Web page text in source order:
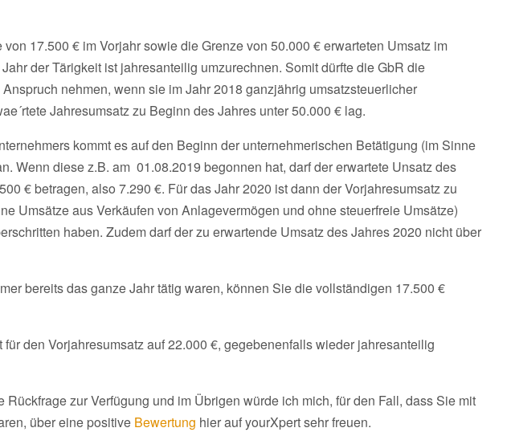
17.500 € im Vorjahr sowie die Grenze von 50.000 € erwarteten Umsatz im
der Tärigkeit ist jahresanteilig umzurechnen. Somit dürfte die GbR die
nehmen, wenn sie im Jahr 2018 ganzjährig umsatzsteuerlicher
Jahresumsatz zu Beginn des Jahres unter 50.000 € lag.
kommt es auf den Beginn der unternehmerischen Betätigung (im Sinne
Wenn diese z.B. am 01.08.2019 begonnen hat, darf der erwartete Unsatz des
€ betragen, also 7.290 €. Für das Jahr 2020 ist dann der Vorjahresumsatz zu
Umsätze aus Verkäufen von Anlagevermögen und ohne steuerfreie Umsätze)
haben. Zudem darf der zu erwartende Umsatz des Jahres 2020 nicht über
bereits das ganze Jahr tätig waren, können Sie die vollständigen 17.500 €
für den Vorjahresumsatz auf 22.000 €, gegebenenfalls wieder jahresanteilig
Rückfrage zur Verfügung und im Übrigen würde ich mich, für den Fall, dass Sie mit
über eine positive Bewertung hier auf yourXpert sehr freuen.